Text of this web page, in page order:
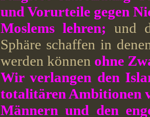
und Vorurteile gegen
Moslems lehren; und
Sphäre schaffen in
werden können ohne
Wir verlangen den
totalitären Ambitionen
Männern und den